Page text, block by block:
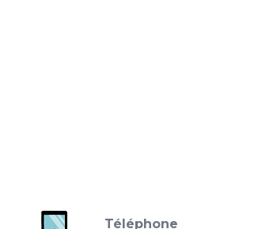
Téléphone